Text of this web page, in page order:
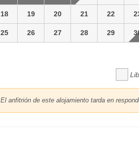
18 19 20 21 22
25 26 27 28 29
El anfitrión de este alojamiento tarda en